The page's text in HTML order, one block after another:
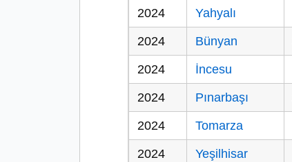
2024 Yahyalı
2024 Bünyan
2024 İncesu
2024 Pınarbaşı
2024 Tomarza
2024 Yeşilhisar